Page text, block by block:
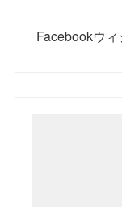
Facebookウィ